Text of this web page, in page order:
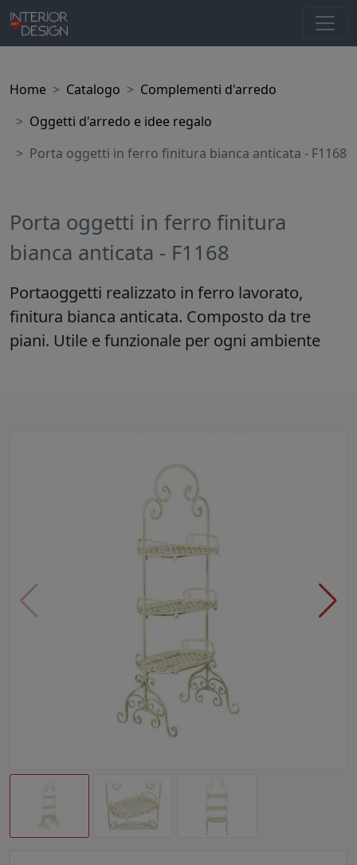
Home Catalogo
Complementi d'arredo
Oggetti d'arredo e idee regalo
Porta oggetti in ferro finitura bianca anticata - F1168
Porta oggetti in ferro finitura
bianca anticata - F1168
Portaoggetti realizzato in ferro lavorato,
finitura bianca anticata. Composto da tre
piani. Utile e funzionale per ogni ambiente